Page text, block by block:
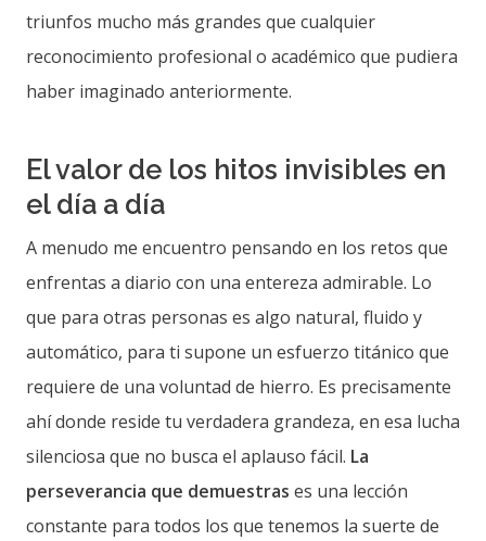
triunfos mucho más grandes que cualquier
reconocimiento profesional o académico que pudiera
haber imaginado anteriormente.
El valor de los hitos invisibles en
el día a día
A menudo me encuentro pensando en los retos que
enfrentas a diario con una entereza admirable. Lo
que para otras personas es algo natural, fluido y
automático, para ti supone un esfuerzo titánico que
requiere de una voluntad de hierro. Es precisamente
ahí donde reside tu verdadera grandeza, en esa lucha
silenciosa que no busca el aplauso fácil. La
perseverancia que demuestras es una lección
constante para todos los que tenemos la suerte de